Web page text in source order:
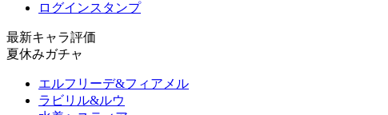
ログインスタンプ
最新キャラ評価
夏休みガチャ
エルフリーデ&フィアメル
ラビリル&ルウ